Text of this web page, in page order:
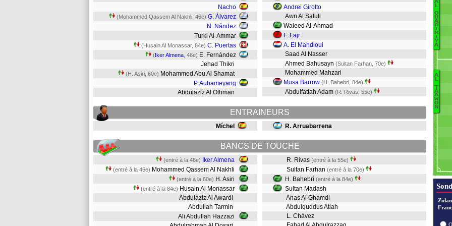
Nacho
(Mohammed Qassem Al Nakhli, 46e) G. Álvarez
N. Nández
Turki Al-Ammar
(Husain Al Monassar, 84e) C. Puertas
(Iker Almena , 46e) E. Fernández
Jehad Thikri
(H. Asiri, 60e) Mohammed Abu Al Shamat
P. Aubameyang
Abdulaziz Al Othman
Andrei Girotto
Awn Al Saluli
Waleed Al-Ahmad
F. Fajr
A. El Mahdioui
Saad Al Nasser
Ahmed Bahusayn (Sultan Farhan, 70e)
Mohammed Mahzari
Musa Barrow (H. Bahebri, 84e)
Abdulfattah Adam (R. Rivas, 55e)
ENTRAINEURS
Míchel R. Arruabarrena
BANCS DE TOUCHE
(entré à la 46e) Iker Almena
(entré à la 46e) Mohammed Qassem Al Nakhli
(entré à la 60e) H. Asiri
(entré à la 84e) Husain Al Monassar
Abdulaziz Al Awardi
Abdullah Tarmin
Ali Abdullah Hazzazi
R. Rivas (entré à la 55e)
Sultan Farhan (entré à la 70e)
H. Bahebri (entré à la 84e)
Sultan Madash
Anas Al Ghamdi
Abdulquddus Atiah
L. Chávez
A
L
Q
U
A
D
I
S
I
Y
A
A
L
T
A
A
W
O
N